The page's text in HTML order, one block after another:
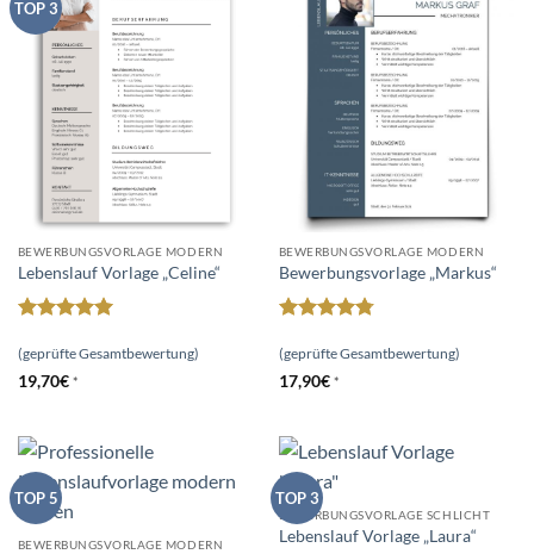
TOP 3
BEWERBUNGSVORLAGE MODERN
Lebenslauf Vorlage „Celine“
mit4.94
von 5
(geprüfte Gesamtbewertung)
19,70€ *
BEWERBUNGSVORLAGE MODERN
Bewerbungsvorlage „Markus“
mit4.75
von 5
(geprüfte Gesamtbewertung)
17,90€ *
TOP 5
BEWERBUNGSVORLAGE MODERN
TOP 3
BEWERBUNGSVORLAGE SCHLICHT
Lebenslauf Vorlage „Laura“